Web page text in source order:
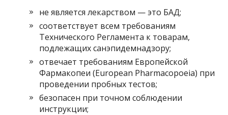
не является лекарством — это БАД;
соответствует всем требованиям
Технического Регламента к товарам,
подлежащих санэпидемнадзору;
отвечает требованиям Европейской
Фармакопеи (European Pharmacopoeia) при
проведении пробных тестов;
безопасен при точном соблюдении
инструкции;